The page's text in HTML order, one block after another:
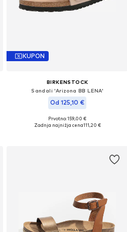
KUPON
BIRKENSTOCK
Sandali 'Arizona BB LENA'
Od 125,10 €
Razpoložljive velikosti: 37, 38, 39, 40, 41
Prvotno: 159,00 €
Zadnja najnižja cena111,20 €